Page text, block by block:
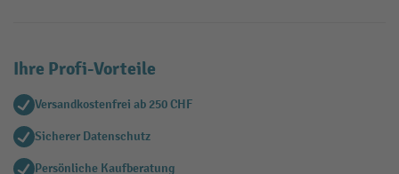
Ihre Profi-Vorteile
Versandkostenfrei ab 250 CHF
Sicherer Datenschutz
Persönliche Kaufberatung